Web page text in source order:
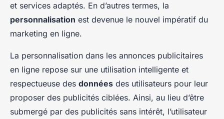
et services adaptés. En d’autres termes, la
personnalisation est devenue le nouvel impératif du
marketing en ligne.
La personnalisation dans les annonces publicitaires
en ligne repose sur une utilisation intelligente et
respectueuse des données des utilisateurs pour leur
proposer des publicités ciblées. Ainsi, au lieu d’être
submergé par des publicités sans intérêt, l’utilisateur